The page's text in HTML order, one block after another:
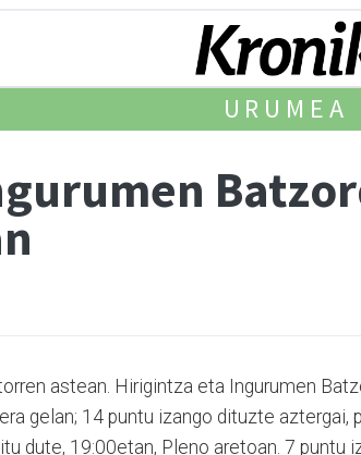
URUMEA
astean. Hirigintza eta Inguru­men
gelan; 14 puntu izango dituzte aztergai,
dute, 19:00etan, Pleno aretoan. 7 puntu